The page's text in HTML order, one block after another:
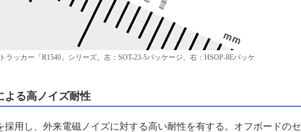
ラッカー「R1540」シリーズ。左：SOT-23-5パッケージ、右：HSOP-8Eパッケ
よる高ノイズ耐性
用し、外来電磁ノイズに対する高い耐性を有する。オフボードのセ